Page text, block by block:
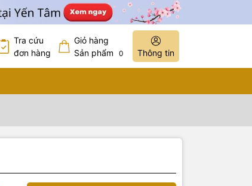
Tra cứu
đơn hàng
Giỏ hàng
Sản phẩm
0 Thông tin